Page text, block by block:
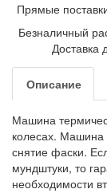
Прямые
Безналичный
Доставка
Описание
Машина
колесах. Машина
снятие фаски.
мундштуки, то
необходимости